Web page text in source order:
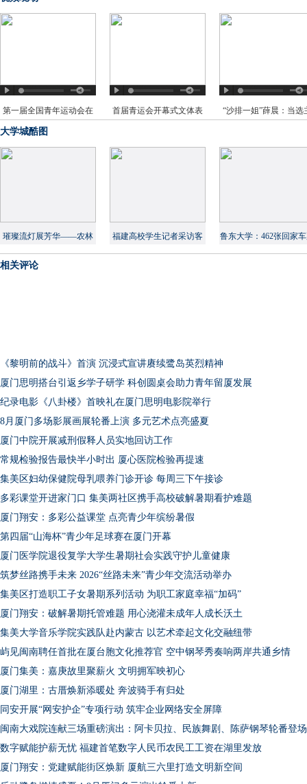
第一届全国青年运动会在
榕开幕
首届青运会开幕式文体表
“沙排一姐”薛晨：当选
大学城酷图
璀璨流灯展芳华——农林
大举办女生节系列活动
福建高校学生记者采访客
家年俗 展现文化自信
鲁东大学：462张回家
让贫困学生过上团圆
相关评论
《黎明前的战斗》首演 沉浸式宣讲赓续鹭岛英烈精神
厦门思明搭台引返乡学子研学 科创圆桌会助力青年留厦发展
纪录电影《八卦楼》首映礼在厦门思明电影院举行
8月厦门多场影展画展轮番上演 多元艺术点亮盛夏
厦门中院开展减刑假释人员实地回访工作
常规检验报告最快半小时出 厦心医院检验再提速
集美区妇幼保健院母乳喂养门诊开诊 每周三下午接诊
多彩课堂开进家门口 集美两社区携手高校破解暑期看护难题
厦门翔安：多彩公益课堂 点亮青少年缤纷暑假
第四届“山海杯”青少年足球赛在厦门开幕
厦门医学院退役复学大学生暑期社会实践守护儿童健康
筑梦丝路携手未来 2026“丝路未来”青少年交流活动举办
集美区打造职工子女暑期系列活动 为职工家庭幸福“加码”
厦门翔安：破解暑期托管难题 用心浇灌未成年人成长沃土
集美大学音乐学院实践队赴内蒙古 以艺术牵起文化交融纽带
屿见闽南聘任首批在厦台胞文化推荐官 空中钢琴秀奏响两岸共通乡情
厦门集美：嘉庚故里聚薪火 文明拥军映初心
厦门湖里：古厝焕新添暖处 奔波骑手有归处
同安开展“网安护企”专项行动 筑牢企业网络安全屏障
闽南大戏院连献三场重磅演出：阿卡贝拉、民族舞剧、陈萨钢琴轮番登场
数字赋能护薪无忧 福建首笔数字人民币农民工工资在湖里发放
厦门翔安：党建赋能街区焕新 厦航三六里打造文明新空间